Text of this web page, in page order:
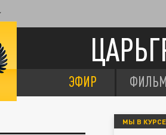
ЭФИР
МЫ В КУРСЕ